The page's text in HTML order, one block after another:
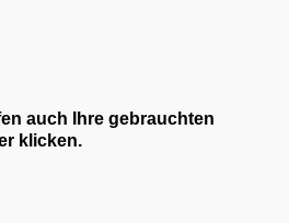
auch Ihre gebrauchten
klicken.